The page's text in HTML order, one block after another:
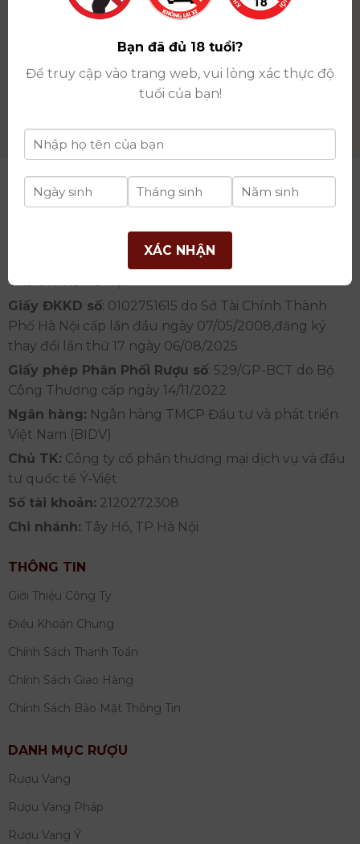
CÔNG TY CỔ PHẦN THƯƠNG MẠI DỊCH VỤ VÀ ĐẦU
TƯ QUỐC TẾ Ý-VIỆT
: Khu 6, Xã Hoài Đức, Thành Phố Hà Nội
: Số 09 Phố Liễu Giai, Phường Ngọc Hà,
Thành Phố Hà Nội
Giấy ĐKKD số: 0102751615 do Sở Tài Chính Thành
Phố Hà Nội cấp lần đầu ngày 07/05/2008,đăng ký
thay đổi lần thứ 17 ngày 06/08/2025
Giấy phép Phân Phối Rượu số: 529/GP-BCT do Bộ
Công Thương cấp ngày 14/11/2022
Ngân hàng: Ngân hàng TMCP Đầu tư và phát triển
Việt Nam (BIDV)
Chủ TK: Công ty cổ phần thương mại dịch vụ và đầu
tư quốc tế Ý-Việt
Số tài khoản: 2120272308
Chi nhánh: Tây Hồ, TP Hà Nội
THÔNG TIN
Giới Thiệu Công Ty
Điều Khoản Chung
Chính Sách Thanh Toán
Chính Sách Giao Hàng
Chính Sách Bảo Mật Thông Tin
DANH MỤC RƯỢU
Rượu Vang
Rượu Vang Pháp
Rượu Vang Ý
Bạn đã đủ 18 tuổi?
Để truy cập vào trang web, vui lòng xác thực độ
tuổi của bạn!
XÁC NHẬN